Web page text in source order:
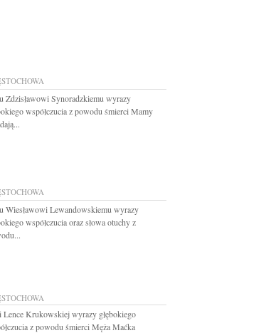
Zdzisławowi Synoradzkiemu wyrazy
współczucia z powodu śmierci Mamy
Wiesławowi Lewandowskiemu wyrazy
współczucia oraz słowa otuchy z
Lence Krukowskiej wyrazy głębokiego
z powodu śmierci Męża Maćka